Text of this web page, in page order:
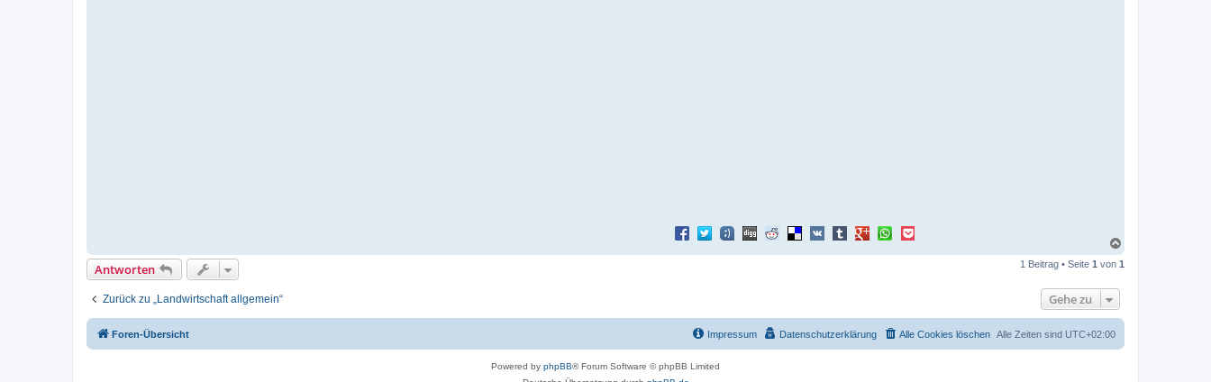
c
Antworten 1 Beitrag • Seite 1 von 1
Zurück zu „Landwirtschaft allgemein“ Gehe zu
Foren-Übersicht Alle Zeiten sind UTC+02:00
Alle Cookies löschen
Datenschutzerklärung
Impressum
Powered by phpBB® Forum Software © phpBB Limited